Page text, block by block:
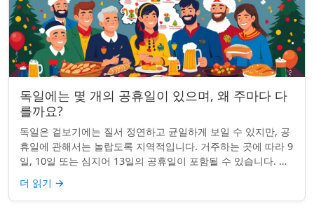
독일에는 몇 개의 공휴일이 있으며, 왜 주마다 다
를까요?
독일은 겉보기에는 질서 정연하고 균일하게 보일 수 있지만, 공
휴일에 관해서는 놀랍도록 지역적입니다. 거주하는 곳에 따라 9
일, 10일 또는 심지어 13일의 공휴일이 포함될 수 있습니다. 왜
그런 걸까요? 간단한 통찰...
더 읽기 →